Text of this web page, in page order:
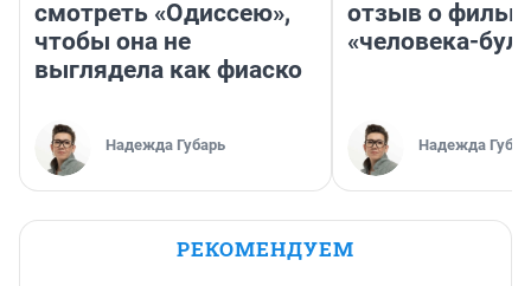
смотреть «Одиссею»,
чтобы она не
выглядела как фиаско
Надежда Губарь
отзыв о
«человека-
Надежда
РЕКОМЕНДУЕМ